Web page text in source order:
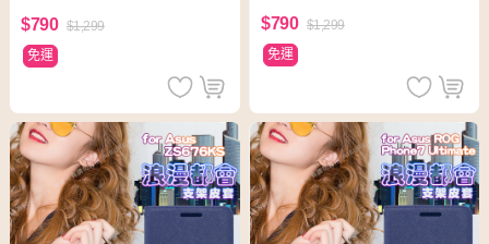
$790 $1,299
免運
蝠俠版
$790 $1,299
免運